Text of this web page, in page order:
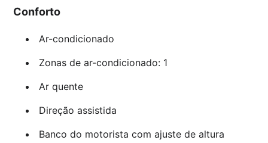
Conforto
Ar-condicionado
Zonas de ar-condicionado: 1
Ar quente
Direção assistida
Banco do motorista com ajuste de altura